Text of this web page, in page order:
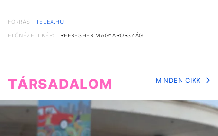
FORRÁS
TELEX.HU
ELŐNÉZETI KÉP:
REFRESHER MAGYARORSZÁG
TÁRSADALOM MINDEN CIKK